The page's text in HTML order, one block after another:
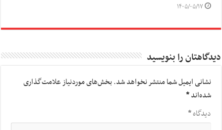
۱۴۰۵/۰۵/۱۷
دیدگاهتان را بنویسید
نشانی ایمیل شما منتشر نخواهد شد.بخش‌های موردنیاز علامت‌گذاری
شده‌اند*
دیدگاه*